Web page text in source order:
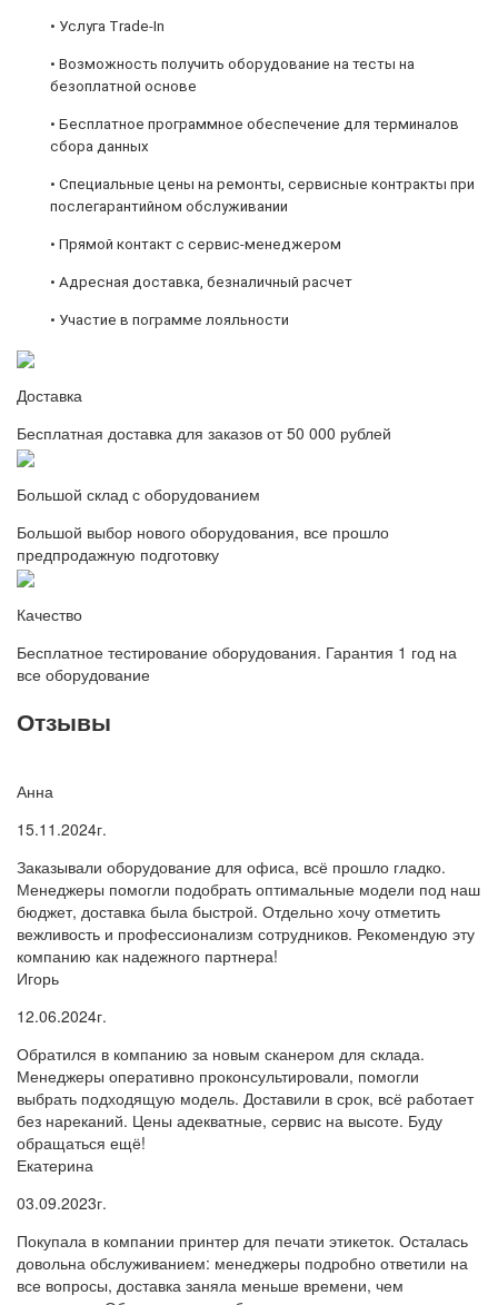
• Услуга Trade-In
• Возможность получить оборудование на тесты на
безоплатной основе
• Бесплатное программное обеспечение для терминалов
сбора данных
• Специальные цены на ремонты, сервисные контракты при
послегарантийном обслуживании
• Прямой контакт с сервис-менеджером
• Адресная доставка, безналичный расчет
• Участие в пограмме лояльности
Доставка
Бесплатная доставка для заказов от 50 000 рублей
Большой склад с оборудованием
Большой выбор нового оборудования, все прошло
предпродажную подготовку
Качество
Бесплатное тестирование оборудования. Гарантия 1 год на
все оборудование
Отзывы
Анна
15.11.2024г.
Заказывали оборудование для офиса, всё прошло гладко.
Менеджеры помогли подобрать оптимальные модели под наш
бюджет, доставка была быстрой. Отдельно хочу отметить
вежливость и профессионализм сотрудников. Рекомендую эту
компанию как надежного партнера!
Игорь
12.06.2024г.
Обратился в компанию за новым сканером для склада.
Менеджеры оперативно проконсультировали, помогли
выбрать подходящую модель. Доставили в срок, всё работает
без нареканий. Цены адекватные, сервис на высоте. Буду
обращаться ещё!
Екатерина
03.09.2023г.
Покупала в компании принтер для печати этикеток. Осталась
довольна обслуживанием: менеджеры подробно ответили на
все вопросы, доставка заняла меньше времени, чем